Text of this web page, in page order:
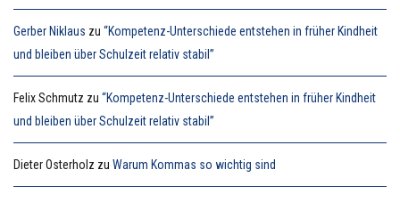
Gerber Niklaus zu “Kompetenz-Unterschiede entstehen in früher Kindheit
und bleiben über Schulzeit relativ stabil”
Felix Schmutz zu “Kompetenz-Unterschiede entstehen in früher Kindheit
und bleiben über Schulzeit relativ stabil”
Dieter Osterholz zu Warum Kommas so wichtig sind